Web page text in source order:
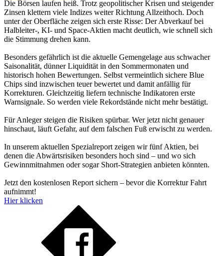
Die Börsen laufen heiß. Trotz geopolitischer Krisen und steigender
Zinsen klettern viele Indizes weiter Richtung Allzeithoch. Doch
unter der Oberfläche zeigen sich erste Risse: Der Abverkauf bei
Halbleiter-, KI- und Space-Aktien macht deutlich, wie schnell sich
die Stimmung drehen kann.
Besonders gefährlich ist die aktuelle Gemengelage aus schwacher
Saisonalität, dünner Liquidität in den Sommermonaten und
historisch hohen Bewertungen. Selbst vermeintlich sichere Blue
Chips sind inzwischen teuer bewertet und damit anfällig für
Korrekturen. Gleichzeitig liefern technische Indikatoren erste
Warnsignale. So werden viele Rekordstände nicht mehr bestätigt.
Für Anleger steigen die Risiken spürbar. Wer jetzt nicht genauer
hinschaut, läuft Gefahr, auf dem falschen Fuß erwischt zu werden.
In unserem aktuellen Spezialreport zeigen wir fünf Aktien, bei
denen die Abwärtsrisiken besonders hoch sind – und wo sich
Gewinnmitnahmen oder sogar Short-Strategien anbieten könnten.
Jetzt den kostenlosen Report sichern – bevor die Korrektur Fahrt
aufnimmt!
Hier klicken